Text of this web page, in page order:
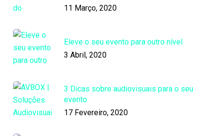
11 Março, 2020
Eleve o seu evento para outro nível
3 Abril, 2020
3 Dicas sobre audiovisuais para o seu
evento
17 Fevereiro, 2020